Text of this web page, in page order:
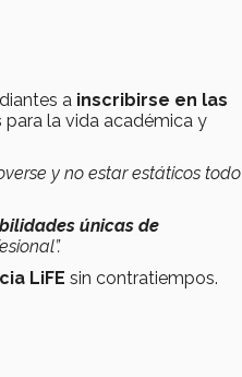
a inscribirse en las
para la vida académica y
y no estar estáticos todo
únicas de
LiFE sin contratiempos.